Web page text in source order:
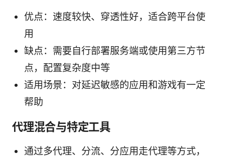
优点：速度较快、穿透性好，适合跨平台使
用
缺点：需要自行部署服务端或使用第三方节
点，配置复杂度中等
适用场景：对延迟敏感的应用和游戏有一定
帮助
代理混合与特定工具
通过多代理、分流、分应用走代理等方式，